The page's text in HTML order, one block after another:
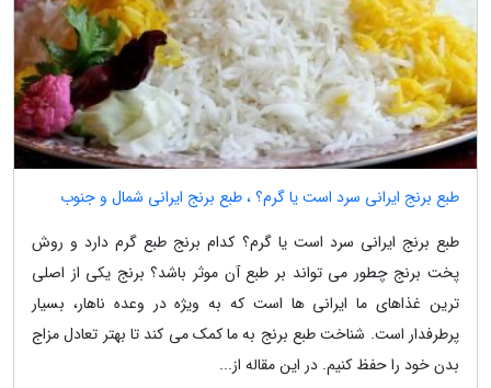
طبع برنج ایرانی سرد است یا گرم؟ ، طبع برنج ایرانی شمال و جنوب
طبع برنج ایرانی سرد است یا گرم؟ کدام برنج طبع گرم دارد و روش
پخت برنج چطور می تواند بر طبع آن موثر باشد؟ برنج یکی از اصلی
ترین غذاهای ما ایرانی ها است که به ویژه در وعده ناهار، بسیار
پرطرفدار است. شناخت طبع برنج به ما کمک می کند تا بهتر تعادل مزاج
بدن خود را حفظ کنیم. در این مقاله از...